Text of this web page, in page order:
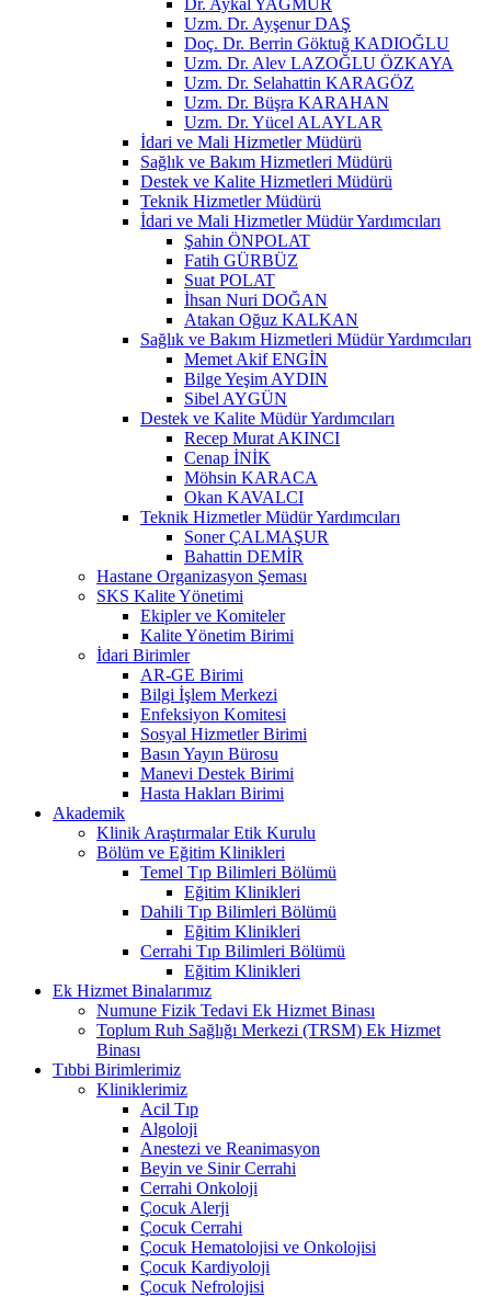
Uzm. Dr. Ayşenur DAŞ
Doç. Dr. Berrin Göktuğ KADIOĞLU
Uzm. Dr. Alev LAZOĞLU ÖZKAYA
Uzm. Dr. Selahattin KARAGÖZ
Uzm. Dr. Büşra KARAHAN
Uzm. Dr. Yücel ALAYLAR
İdari ve Mali Hizmetler Müdürü
Sağlık ve Bakım Hizmetleri Müdürü
Destek ve Kalite Hizmetleri Müdürü
Teknik Hizmetler Müdürü
İdari ve Mali Hizmetler Müdür Yardımcıları
Şahin ÖNPOLAT
Fatih GÜRBÜZ
Suat POLAT
İhsan Nuri DOĞAN
Atakan Oğuz KALKAN
Sağlık ve Bakım Hizmetleri Müdür Yardımcıları
Memet Akif ENGİN
Bilge Yeşim AYDIN
Sibel AYGÜN
Destek ve Kalite Müdür Yardımcıları
Recep Murat AKINCI
Cenap İNİK
Möhsin KARACA
Okan KAVALCI
Teknik Hizmetler Müdür Yardımcıları
Soner ÇALMAŞUR
Bahattin DEMİR
Hastane Organizasyon Şeması
SKS Kalite Yönetimi
Ekipler ve Komiteler
Kalite Yönetim Birimi
İdari Birimler
AR-GE Birimi
Bilgi İşlem Merkezi
Enfeksiyon Komitesi
Sosyal Hizmetler Birimi
Basın Yayın Bürosu
Manevi Destek Birimi
Hasta Hakları Birimi
Akademik
Klinik Araştırmalar Etik Kurulu
Bölüm ve Eğitim Klinikleri
Temel Tıp Bilimleri Bölümü
Eğitim Klinikleri
Dahili Tıp Bilimleri Bölümü
Eğitim Klinikleri
Cerrahi Tıp Bilimleri Bölümü
Eğitim Klinikleri
Ek Hizmet Binalarımız
Numune Fizik Tedavi Ek Hizmet Binası
Toplum Ruh Sağlığı Merkezi (TRSM) Ek Hizmet
Binası
Tıbbi Birimlerimiz
Kliniklerimiz
Acil Tıp
Algoloji
Anestezi ve Reanimasyon
Beyin ve Sinir Cerrahi
Cerrahi Onkoloji
Çocuk Alerji
Çocuk Cerrahi
Çocuk Hematolojisi ve Onkolojisi
Çocuk Kardiyoloji
Çocuk Nefrolojisi